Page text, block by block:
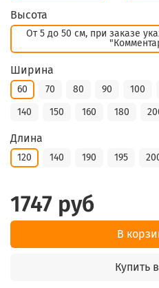
Высота
От 5 до 50 см, при заказе
Ширина
60 70 80 90 100
140
150 160 180
Длина
120 140 190 195
1747 руб
В
Купить